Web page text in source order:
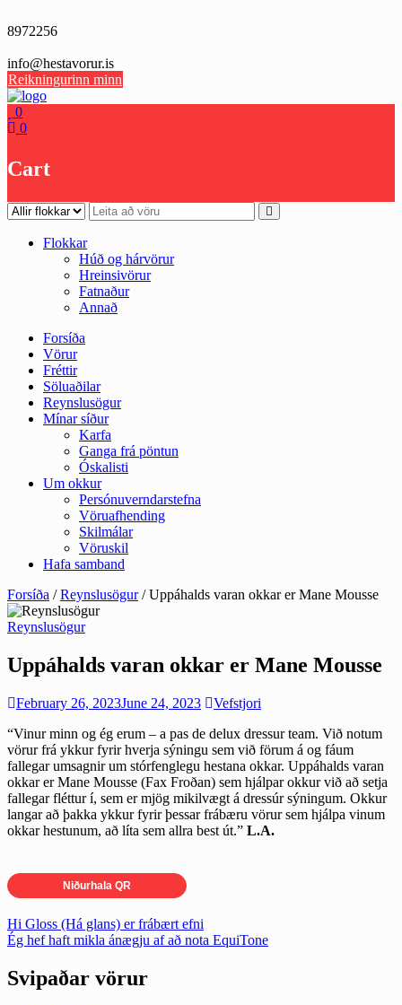
to
8972256
info@hestavorur.is
Reikningurinn minn
0
0
Cart
Flokkar
Húð og hárvörur
Hreinsivörur
Fatnaður
Annað
Forsíða
Vörur
Fréttir
Söluaðilar
Reynslusögur
Mínar síður
Karfa
Ganga frá pöntun
Óskalisti
Um okkur
Persónuverndarstefna
Vöruafhending
Skilmálar
Vöruskil
Hafa samband
Forsíða /Reynslusögur/ Uppáhalds varan okkar er Mane Mousse
Reynslusögur
Uppáhalds varan okkar er Mane Mousse
February 26, 2023June 24, 2023
Vefstjori
“Vinur minn og ég erum – a pas de delux dressur team. Við notum
vörur frá ykkur fyrir hverja sýningu sem við förum á og fáum
fallegar umsagnir um stórfenglegu hestana okkar. Uppáhalds varan
okkar er Mane Mousse (Fax Froðan) sem hjálpar okkur við að setja
fallegar fléttur í, sem er mjög mikilvægt á dressúr sýningum. Okkur
langar að þakka ykkur fyrir þessar frábæru vörur sem hjálpa vinum
okkar hestunum, að líta sem allra best út.” L.A.
Niðurhala QR
Post
navigation
Hi Gloss (Há glans) er frábært efni
Ég hef haft mikla ánægju af að nota EquiTone
Svipaðar vörur